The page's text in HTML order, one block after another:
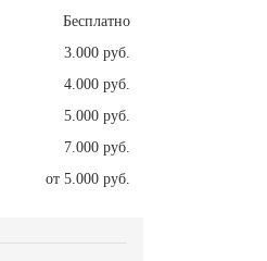
Бесплатно
3.000 руб.
4.000 руб.
5.000 руб.
7.000 руб.
от 5.000 руб.